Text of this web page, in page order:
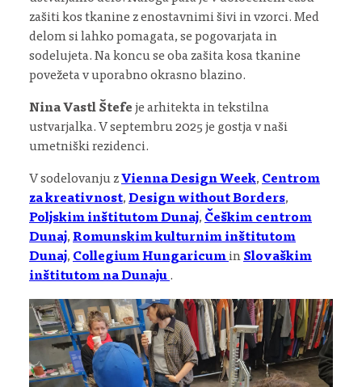
zašiti kos tkanine z enostavnimi šivi in vzorci. Med
delom si lahko pomagata, se pogovarjata in
sodelujeta. Na koncu se oba zašita kosa tkanine
povežeta v uporabno okrasno blazino.
Nina Vastl Štefe je arhitekta in tekstilna
ustvarjalka. V septembru 2025 je gostja v naši
umetniški rezidenci.
V sodelovanju zVienna Design Week, Centrom
za kreativnost,Design without Borders,
Poljskim inštitutom Dunaj, Češkim centrom
Dunaj,Romunskim kulturnim inštitutom
Dunaj, Collegium Hungaricumin Slovaškim
inštitutom na Dunaju .